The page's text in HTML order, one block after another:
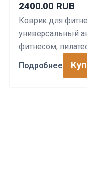
2400.00 RUB
Коврик для
универсальный
фитнесом,
Подробнее